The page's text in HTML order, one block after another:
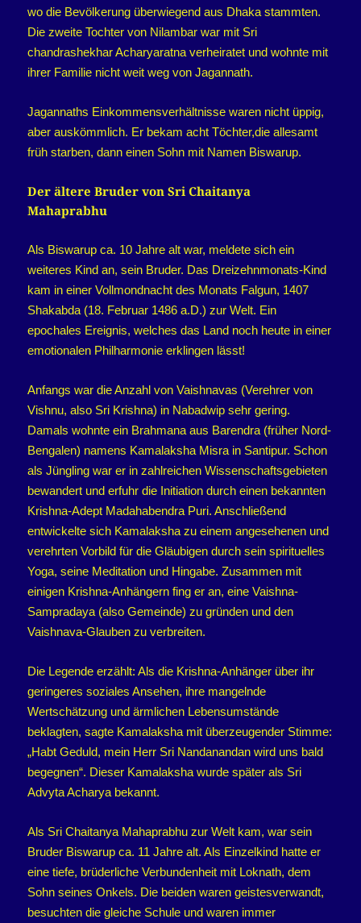
wo die Bevölkerung überwiegend aus Dhaka stammten.
Die zweite Tochter von Nilambar war mit Sri
chandrashekhar Acharyaratna verheiratet und wohnte mit
ihrer Familie nicht weit weg von Jagannath.
Jagannaths Einkommensverhältnisse waren nicht üppig,
aber auskömmlich. Er bekam acht Töchter,die allesamt
früh starben, dann einen Sohn mit Namen Biswarup.
Der ältere Bruder von Sri Chaitanya
Mahaprabhu
Als Biswarup ca. 10 Jahre alt war, meldete sich ein
weiteres Kind an, sein Bruder. Das Dreizehnmonats-Kind
kam in einer Vollmondnacht des Monats Falgun, 1407
Shakabda (18. Februar 1486 a.D.) zur Welt. Ein
epochales Ereignis, welches das Land noch heute in einer
emotionalen Philharmonie erklingen lässt!
Anfangs war die Anzahl von Vaishnavas (Verehrer von
Vishnu, also Sri Krishna) in Nabadwip sehr gering.
Damals wohnte ein Brahmana aus Barendra (früher Nord-
Bengalen) namens Kamalaksha Misra in Santipur. Schon
als Jüngling war er in zahlreichen Wissenschaftsgebieten
bewandert und erfuhr die Initiation durch einen bekannten
Krishna-Adept Madahabendra Puri. Anschließend
entwickelte sich Kamalaksha zu einem angesehenen und
verehrten Vorbild für die Gläubigen durch sein spirituelles
Yoga, seine Meditation und Hingabe. Zusammen mit
einigen Krishna-Anhängern fing er an, eine Vaishna-
Sampradaya (also Gemeinde) zu gründen und den
Vaishnava-Glauben zu verbreiten.
Die Legende erzählt: Als die Krishna-Anhänger über ihr
geringeres soziales Ansehen, ihre mangelnde
Wertschätzung und ärmlichen Lebensumstände
beklagten, sagte Kamalaksha mit überzeugender Stimme:
„Habt Geduld, mein Herr Sri Nandanandan wird uns bald
begegnen“. Dieser Kamalaksha wurde später als Sri
Advyta Acharya bekannt.
Als Sri Chaitanya Mahaprabhu zur Welt kam, war sein
Bruder Biswarup ca. 11 Jahre alt. Als Einzelkind hatte er
eine tiefe, brüderliche Verbundenheit mit Loknath, dem
Sohn seines Onkels. Die beiden waren geistesverwandt,
besuchten die gleiche Schule und waren immer